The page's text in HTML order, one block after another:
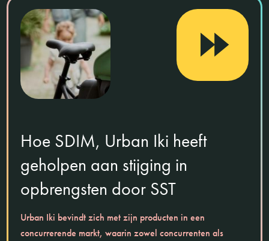
Hoe SDIM, Urban Iki heeft
geholpen aan stijging in
opbrengsten door SST
Urban Iki bevindt zich met zijn producten in een
concurrerende markt, waarin zowel concurrenten als